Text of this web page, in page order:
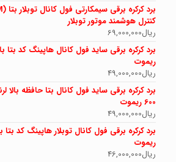
کنترل هوشمند موتور توبلار
ریال69,000,000
ریموت
ریال49,000,000
برد کرکره برقی ساید فول کانال بتا حافظه بالا
600 ریموت
ریال49,000,000
ریموت
ریال46,000,000